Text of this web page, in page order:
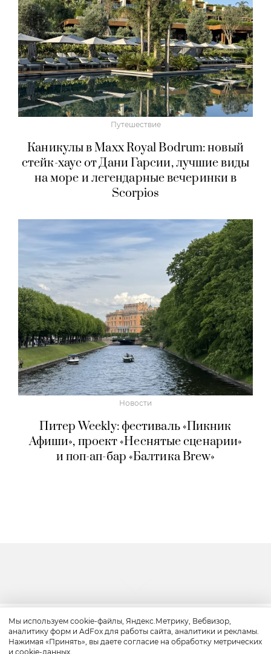
Путешествие
Каникулы в Maxx Royal Bodrum: новый
стейк-хаус от Дани Гарсии, лучшие виды
на море и легендарные вечеринки в
Scorpios
Новости
Питер Weekly: фестиваль «Пикник
Афиши», проект «Неснятые сценарии»
и поп-ап-бар «Балтика Brew»
Путешествие
Мы используем cookie-файлы, Яндекс.Метрику, Вебвизор,
аналитику форм и AdFox для работы сайта, аналитики и рекламы.
Нажимая «Принять», вы даете согласие на обработку метрических
и cookie-данных.